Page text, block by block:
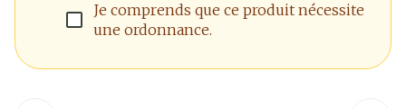
Je comprends que ce produit nécessite
une ordonnance.